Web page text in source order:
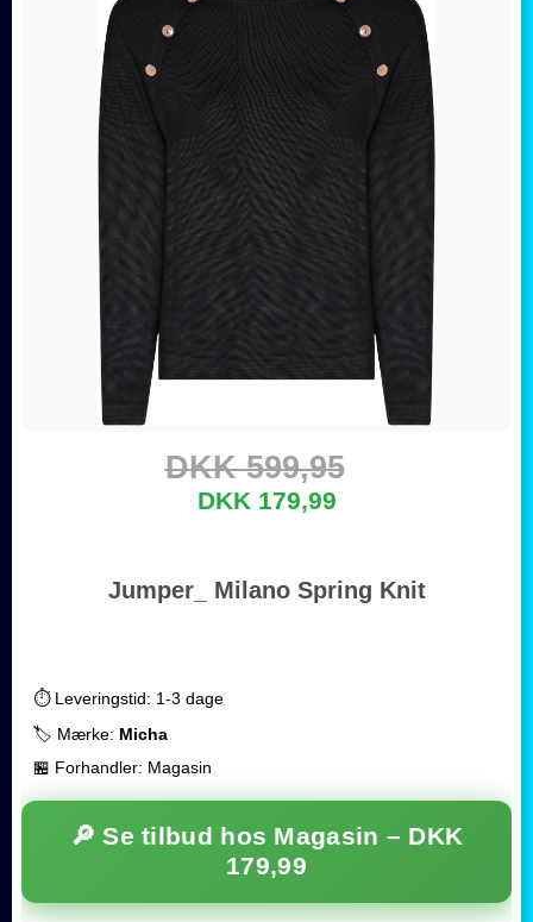
DKK 599,95
DKK 179,99
Jumper_ Milano Spring Knit
⏱️ Leveringstid: 1-3 dage
🏷️ Mærke: Micha
🏪 Forhandler: Magasin
🔎 Se tilbud hos Magasin – DKK
179,99